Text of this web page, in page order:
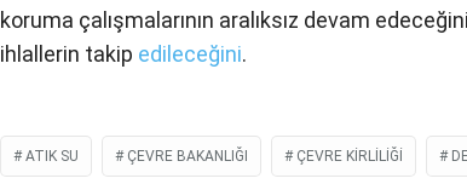
koruma çalışmalarının aralıksız devam
ihlallerin takip edileceğini.
ATIK SU ÇEVRE BAKANLIĞI ÇEVRE KIRLILIĞI